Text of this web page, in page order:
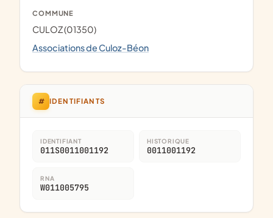
COMMUNE
CULOZ (01350)
Associations de Culoz-Béon
# IDENTIFIANTS
IDENTIFIANT
011S0011001192
HISTORIQUE
0011001192
RNA
W011005795